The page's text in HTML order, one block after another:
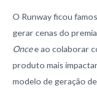
O Runway ficou
gerar cenas do
Oncee ao colaborar
produto mais
modelo de geração